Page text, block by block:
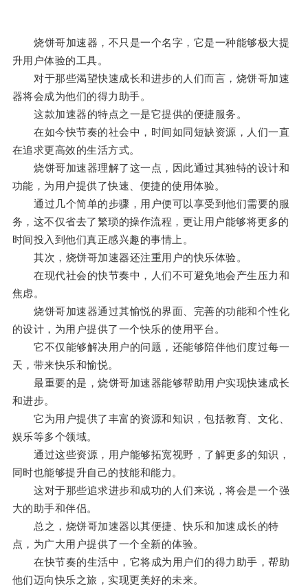
烧饼哥加速器，不只是一个名字，它是一种能够极大提
升用户体验的工具。
对于那些渴望快速成长和进步的人们而言，烧饼哥加速
器将会成为他们的得力助手。
这款加速器的特点之一是它提供的便捷服务。
在如今快节奏的社会中，时间如同短缺资源，人们一直
在追求更高效的生活方式。
烧饼哥加速器理解了这一点，因此通过其独特的设计和
功能，为用户提供了快速、便捷的使用体验。
通过几个简单的步骤，用户便可以享受到他们需要的服
务，这不仅省去了繁琐的操作流程，更让用户能够将更多的
时间投入到他们真正感兴趣的事情上。
其次，烧饼哥加速器还注重用户的快乐体验。
在现代社会的快节奏中，人们不可避免地会产生压力和
焦虑。
烧饼哥加速器通过其愉悦的界面、完善的功能和个性化
的设计，为用户提供了一个快乐的使用平台。
它不仅能够解决用户的问题，还能够陪伴他们度过每一
天，带来快乐和愉悦。
最重要的是，烧饼哥加速器能够帮助用户实现快速成长
和进步。
它为用户提供了丰富的资源和知识，包括教育、文化、
娱乐等多个领域。
通过这些资源，用户能够拓宽视野，了解更多的知识，
同时也能够提升自己的技能和能力。
这对于那些追求进步和成功的人们来说，将会是一个强
大的助手和伴侣。
总之，烧饼哥加速器以其便捷、快乐和加速成长的特
点，为广大用户提供了一个全新的体验。
在快节奏的生活中，它将成为用户们的得力助手，帮助
他们迈向快乐之旅，实现更美好的未来。